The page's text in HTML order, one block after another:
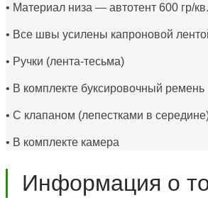
• Материал низа — автотент 600 гр/
• Все швы усилены капроновой
• Ручки (лента-тесьма)
• В комплекте буксировочный ремень
• С клапаном (лепестками в
• В комплекте камера
Информация о